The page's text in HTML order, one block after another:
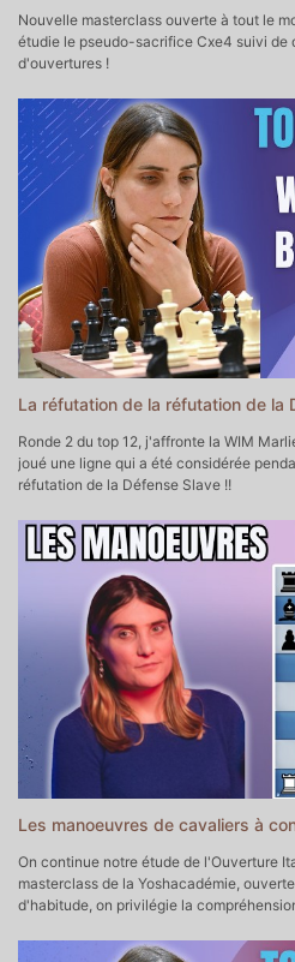
Nouvelle masterclass ouverte à tout le
étudie le pseudo-sacrifice Cxe4 suivi de
d'ouvertures !
♔♕Mon Académie d'Echecs
https://
♘ Soutenir la chaîne sur Tipeee
♗Soutenir la chaîne sur Paypal
hosted_button_id=6WTAEDBXAPTLC
♚ Prendre un cours particulier avec moi
https://yoshachess.com/fr/cours-
♛ Me contacter
Ronde 2 du top 12, j'affronte la WIM
joué une ligne qui a été considérée
réfutation de la Défense Slave !!
▬▬▬▬▬▬▬▬▬▬▬ POUR ALLER
♔♕Mon Académie d'Echecs
https://
♘ Soutenir la chaîne sur Tipeee
♗Soutenir la chaîne sur Paypal
hosted_button_id=6WTAEDBXAPTLC
♚ Prendre un cours particulier avec moi
https://yoshachess.com/fr/cours-
♛ Me contacter
▬▬▬▬▬▬▬▬▬▬ CHAPITRES DE
▬▬▬▬▬▬▬▬▬▬▬
13:48 - Milieu de jeu
29:45 - Combinaison finale
38:07 - Outro
On continue notre étude de l'Ouverture
masterclass de la Yoshacadémie,
d'habitude, on privilégie la
manoeuvres de cavaliers typiques, que